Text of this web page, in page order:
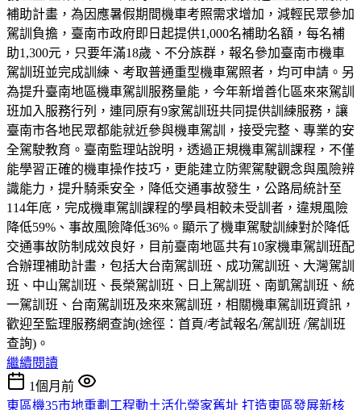
補助計畫，為因應暑假期間機車考照需求增加，減輕民眾參加
駕訓負擔，臺南市政府即日起提供1,000名補助名額，每名補
助1,300元，只要年滿18歲、不分族群，報名參加臺南市機車
駕訓班並完成訓練、考取普通重型機車駕照者，均可申請。另
為提升臺南地區機車駕訓服務量能，今年新增善化區來來駕訓
班加入服務行列，連同原有9家駕訓班共同提供訓練服務，讓
臺南市各地民眾都能就近參與機車駕訓，接受完整、專業的安
全駕駛教育。臺南監理站說明，透過正規機車駕訓課程，不僅
能學習正確的機車操作技巧，更能建立防禦駕駛觀念與風險辨
識能力，提升騎乘安全，降低交通事故發生，公路局統計至
114年底，完成機車駕訓課程的學員相較未受訓者，違規風險
降低59%、事故風險降低36%。顯示了機車駕駛訓練對於降低
交通事故防制成效良好，目前臺南地區共有10家機車駕訓班配
合辦理補助計畫，包括大台南駕訓班、成功駕訓班、大灣駕訓
班、中山駕訓班、長榮駕訓班、日上駕訓班、南凱駕訓班、統
一駕訓班、台南駕訓班及來來駕訓班，相關機車駕訓班資訊，
歡迎至監理服務網查詢(途徑：首頁/考試報名/駕訓班 /駕訓班
查詢)。
繼續閱讀
1個月前
東區機35市地重劃工程動土活化榮家舊址 打造東區發展新核